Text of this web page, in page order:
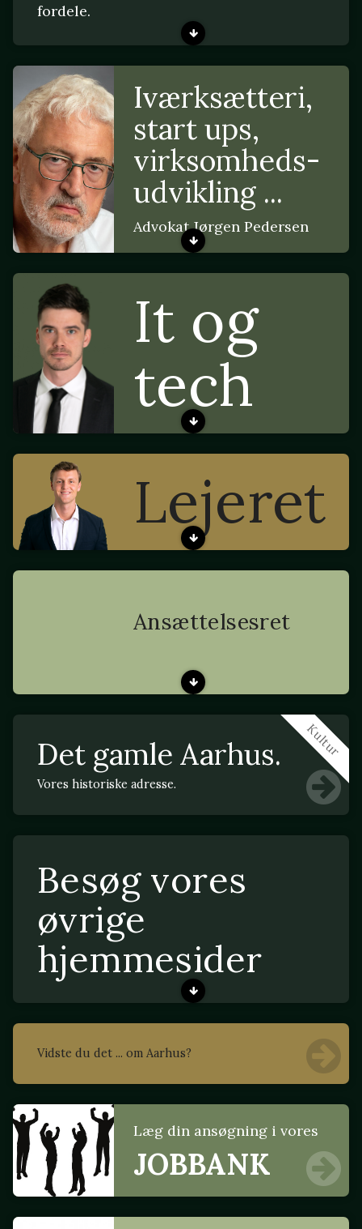
fordele.
Iværksætteri,
start ups,
virksomheds-
udvikling ...
Advokat Jørgen Pedersen
It og
tech
Lejeret
Ansættelsesret
Kultur
Det gamle Aarhus.
Vores historiske adresse.
Besøg vores
øvrige
hjemmesider
Vidste du det ... om Aarhus?
Læg din ansøgning i vores
JOBBANK